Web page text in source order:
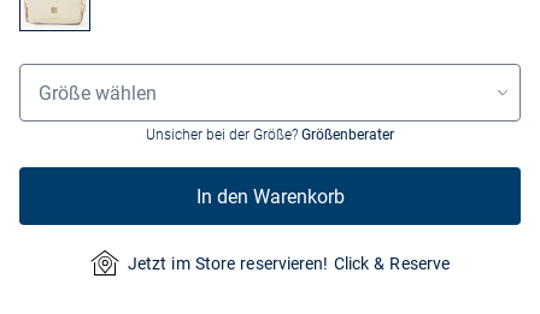
Grössenauswahl
Größe wählen
Unsicher bei der Größe? Größenberater
In den Warenkorb
Jetzt im Store reservieren! Click & Reserve